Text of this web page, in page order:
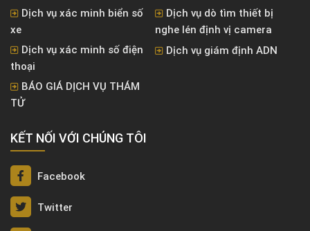
Dịch vụ xác minh biển số
xe
Dịch vụ dò tìm thiết bị
nghe lén định vị camera
Dịch vụ xác minh số điện
thoại
Dịch vụ giám định ADN
BÁO GIÁ DỊCH VỤ THÁM
TỬ
KẾT NỐI VỚI CHÚNG TÔI
Facebook
Twitter